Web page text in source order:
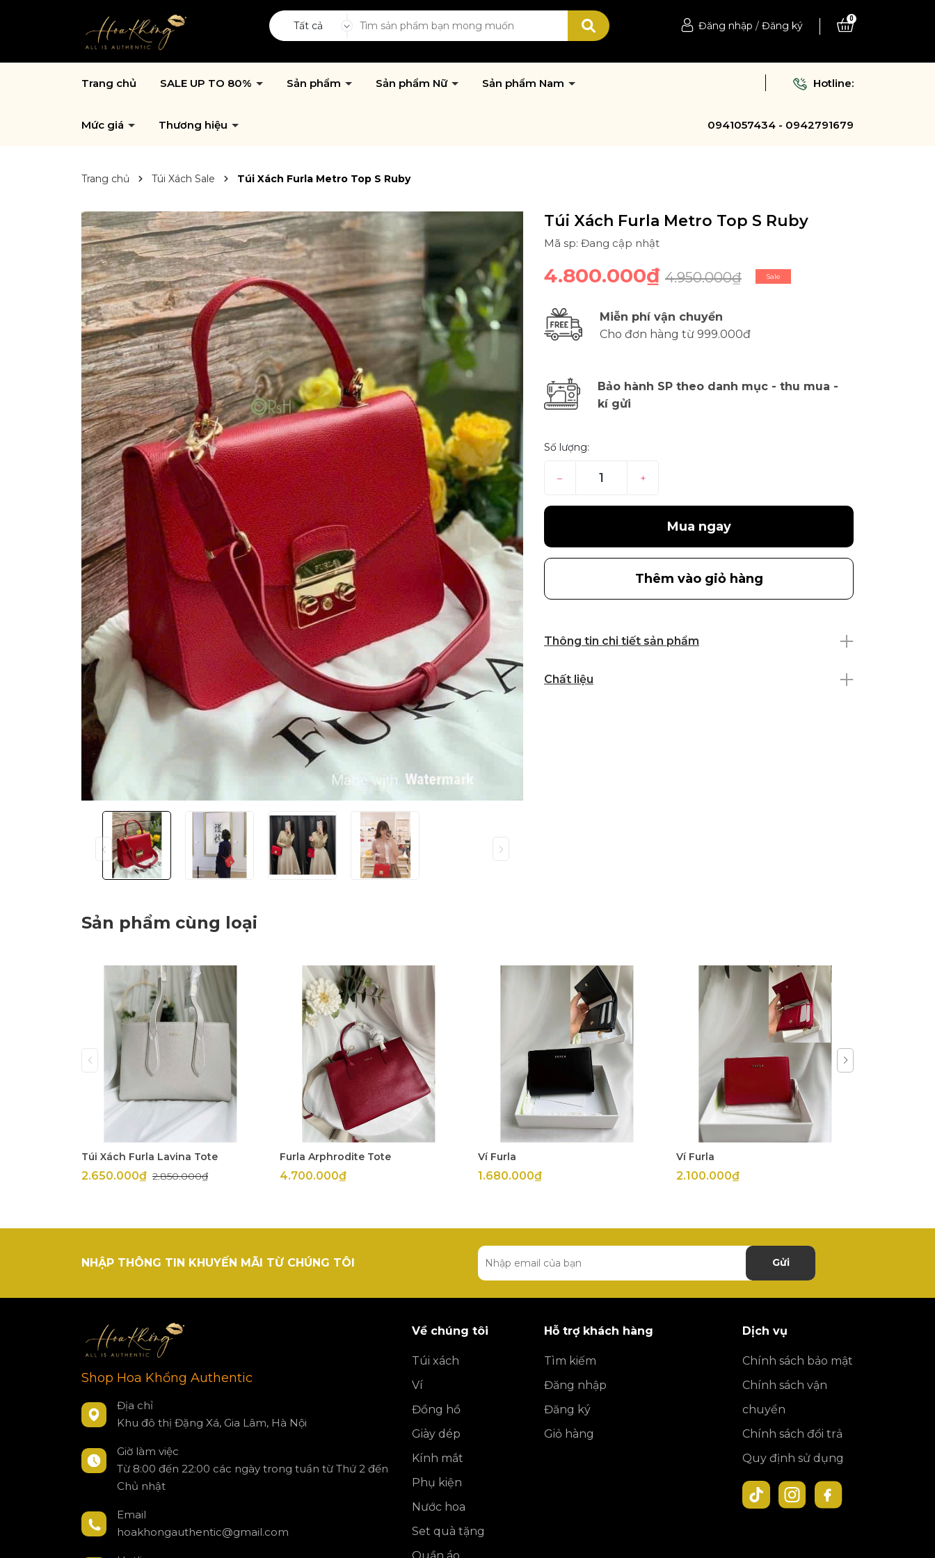
Tất cả Đăng nhập / Đăng ký
0
Trang chủ SALE UP TO 80% Sản phẩm Sản phẩm Nữ Sản phẩm Nam
Mức giá Thương hiệu
Hotline:
0941057434 - 0942791679
Trang chủ Túi Xách Sale Túi Xách Furla Metro Top S Ruby
Túi Xách Furla Metro Top S Ruby
Mã sp: Đang cập nhật
4.800.000₫ 4.950.000₫ Sale
Miễn phí vận chuyển
Cho đơn hàng từ 999.000đ
Bảo hành SP theo danh mục - thu mua -
kí gửi
Số lượng:
– +
Mua ngay
Thêm vào giỏ hàng
Thông tin chi tiết sản phẩm
Chất liệu
Sản phẩm cùng loại
Túi Xách Furla Lavina Tote
2.650.000₫ 2.850.000₫
Furla Arphrodite Tote
4.700.000₫
Ví Furla
1.680.000₫
Ví Furla
2.100.000₫
NHẬP THÔNG TIN KHUYẾN MÃI TỪ CHÚNG TÔI Gửi
Shop Hoa Khổng Authentic
Địa chỉ
Khu đô thị Đặng Xá, Gia Lâm, Hà Nội
Giờ làm việc
Từ 8:00 đến 22:00 các ngày trong tuần từ Thứ 2 đến
Chủ nhật
Email
hoakhongauthentic@gmail.com
Về chúng tôi
Túi xách
Ví
Đồng hồ
Giày dép
Kính mắt
Phụ kiện
Nước hoa
Set quà tặng
Quần áo
Hỗ trợ khách hàng
Tìm kiếm
Đăng nhập
Đăng ký
Giỏ hàng
Dịch vụ
Chính sách bảo mật
Chính sách vận
chuyển
Chính sách đổi trả
Quy định sử dụng